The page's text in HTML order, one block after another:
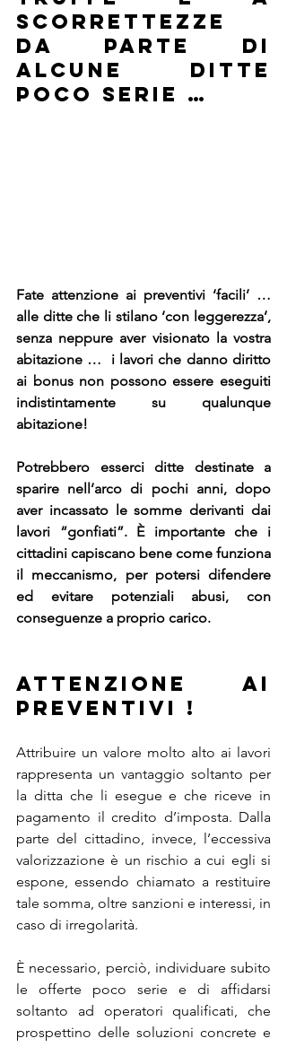
scorrettezze
da parte di
alcune ditte
poco serie …
Fate attenzione ai preventivi ‘facili’ …
alle ditte che li stilano ‘con leggerezza’,
senza neppure aver visionato la vostra
abitazione …  i lavori che danno diritto
ai bonus non possono essere eseguiti
indistintamente su qualunque
abitazione!
Potrebbero esserci ditte destinate a
sparire nell’arco di pochi anni, dopo
aver incassato le somme derivanti dai
lavori “gonfiati”. È importante che i
cittadini capiscano bene come funziona
il meccanismo, per potersi difendere
ed evitare potenziali abusi, con
conseguenze a proprio carico.
ATTENZIONE AI
PREVENTIVI !
Attribuire un valore molto alto ai lavori
rappresenta un vantaggio soltanto per
la ditta che li esegue e che riceve in
pagamento il credito d’imposta. Dalla
parte del cittadino, invece, l’eccessiva
valorizzazione è un rischio a cui egli si
espone, essendo chiamato a restituire
tale somma, oltre sanzioni e interessi, in
caso di irregolarità.
È necessario, perciò, individuare subito
le offerte poco serie e di affidarsi
soltanto ad operatori qualificati, che
prospettino delle soluzioni concrete e